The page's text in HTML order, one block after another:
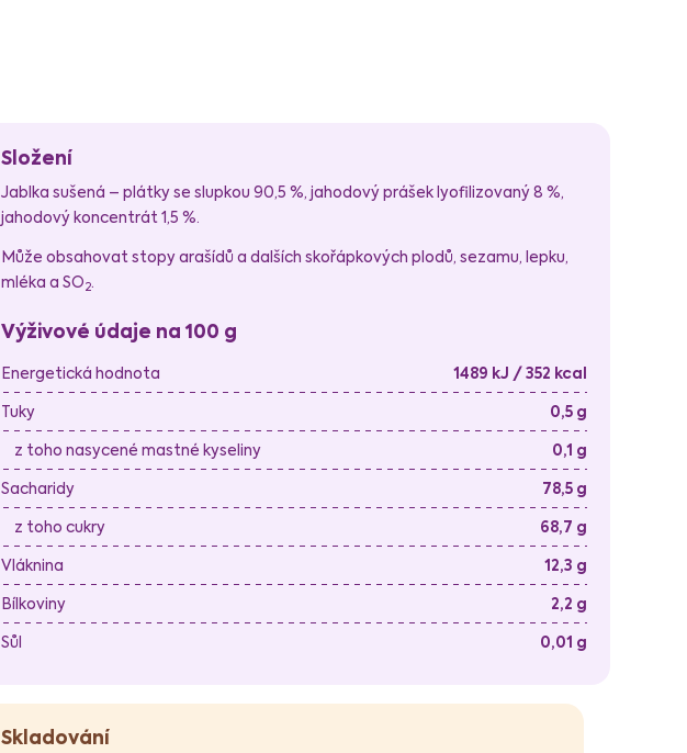
Složení
Jablka sušená – plátky se slupkou 90,5 %, jahodový prášek lyofilizovaný 8 %,
jahodový koncentrát 1,5 %.
Může obsahovat stopy arašídů a dalších skořápkových plodů, sezamu, lepku,
mléka a SO2.
Výživové údaje na 100 g
Energetická hodnota
1489 kJ / 352 kcal
Tuky
0,5 g
z toho nasycené mastné kyseliny
0,1 g
Sacharidy
78,5 g
z toho cukry
68,7 g
Vláknina
12,3 g
Bílkoviny
2,2 g
Sůl
0,01 g
Skladování